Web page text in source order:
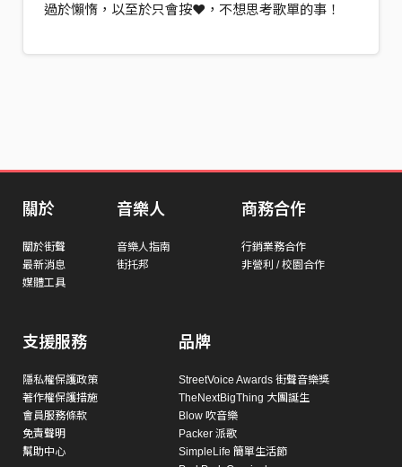
過於懶惰，以至於只會按❤️，不想思考歌單的事！
關於
關於街聲
最新消息
媒體工具
音樂人
音樂人指南
街托邦
商務合作
行銷業務合作
非營利 / 校園合作
支援服務
隱私權保護政策
著作權保護措施
會員服務條款
免責聲明
幫助中心
品牌
StreetVoice Awards 街聲音樂獎
TheNextBigThing 大團誕生
Blow 吹音樂
Packer 派歌
SimpleLife 簡單生活節